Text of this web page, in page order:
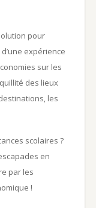
pour
expérience
sur les
des lieux
les
scolaires ?
en
par les
!